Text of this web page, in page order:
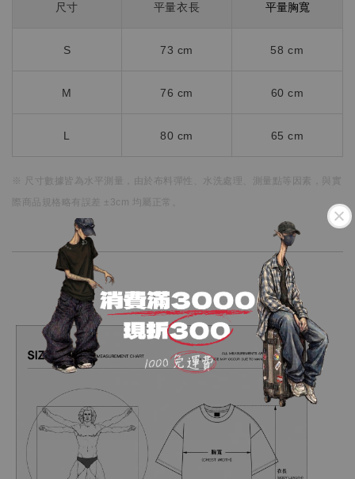
尺寸 平量衣長 平量胸寬
S 73 cm 58cm
M 76 cm 60 cm
L 80 cm 65 cm
※ 尺寸數據皆為水平測量， 由於布料彈性、水洗處理、測量點等因素，
際商品規格略有誤差 ±3cm 均屬正常。